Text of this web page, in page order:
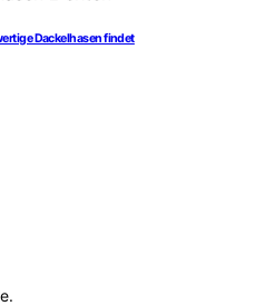
Dackelhasen findet